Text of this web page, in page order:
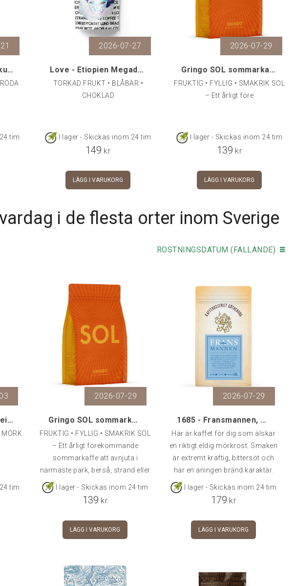
Gringo Kenya Karimikui AA, 250 g
tim
2026-07-27
Love - Etiopien Megadu Single Origin, 250 g
TORKAD FRUKT • BLÅBÄR •
CHOKLAD
I lager - Skickas inom 24 tim
149 kr
LÄGG I VARUKORG
2026-07-29
Gringo SOL sommarkaffe, 250 gr
FRUKTIG • FYLLIG • SMAKRIK SOL
– Ett årligt före
I lager - Skickas inom 24 tim
139 kr
LÄGG I VARUKORG
i de flesta orter inom Sverige
ROSTNINGSDATUM (FALLANDE)
Gringo Brasilien Pereira Sweet Bourbon Natural, 25
MÖRK
tim
2026-07-29
Gringo SOL sommarkaffe, 250 gr
FRUKTIG • FYLLIG • SMAKRIK SOL
– Ett årligt förekommande
sommarkaffe att avnjuta i
närmaste park, berså, strand eller
varhelst andan faller på. Vi har
som vanligt rostat en fusion av
denna ljusa årstid och
tillsammans bjuder de på en
som passar för alla
bryggmetoder, inklusive iskaffe.
I lager - Skickas inom 24 tim
139 kr
LÄGG I VARUKORG
2026-07-29
1685 - Fransmannen, 500 g
Här är kaffet för dig som älskar
en riktigt eldig mörkrost. Smaken
är extremt kraftig, bittersöt och
har en aningen bränd karaktär.
Bönorna är glansiga då oljorna i
kaffet trängts fram i den hårda
Au Lait.
I lager - Skickas inom 24 tim
179 kr
LÄGG I VARUKORG